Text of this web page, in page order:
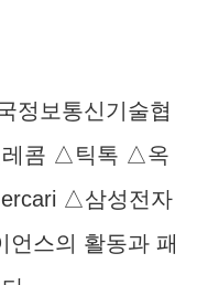
정보통신기술협
콤 △틱톡 △옥
△삼성전자
언스의 활동과 패